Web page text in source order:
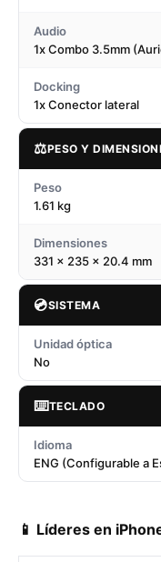
Audio
1x Combo 3.5mm
Docking
1x Conector lateral
⚖️PESO Y
Peso
1.61 kg
Dimensiones
331 x 235 x 20.4 mm
💿SISTEMA
Unidad óptica
No
⌨️TECLADO
Idioma
ENG (Configurable a
📱 Líderes en